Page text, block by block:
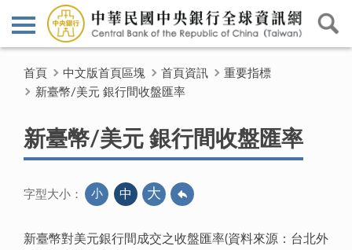
首頁 中文版首頁區塊 首頁資訊
重要指標
新臺幣/美元 銀行間收盤匯率
新臺幣/美元 銀行間收盤匯率
字型大小： 小 中 大
新臺幣對美元銀行間成交之收盤匯率(資料來源：台北外